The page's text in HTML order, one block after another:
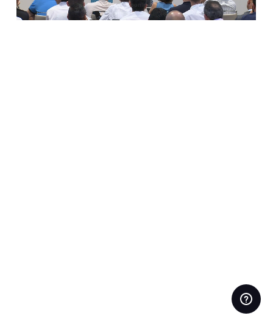
cursoonline